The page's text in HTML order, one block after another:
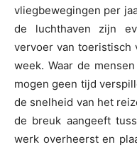
vliegbewegingen per
de luchthaven zijn
vervoer van toeristisch
week. Waar de
mogen geen tijd
de snelheid van het
de breuk aangeeft
werk overheerst en